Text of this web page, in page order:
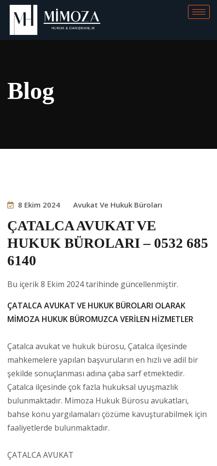
Blog
8 Ekim 2024 Avukat Ve Hukuk Büroları
ÇATALCA AVUKAT VE
HUKUK BÜROLARI – 0532 685
6140
Bu içerik 8 Ekim 2024 tarihinde güncellenmiştir.
ÇATALCA AVUKAT VE HUKUK BÜROLARI OLARAK
MİMOZA HUKUK BÜROMUZCA VERİLEN HİZMETLER
Çatalca avukat ve hukuk bürosu, Çatalca ilçesinde
mahkemelere yapılan başvuruların en hızlı ve adil bir
şekilde sonuçlanması adına çaba sarf etmektedir.
Çatalca ilçesinde çok fazla hukuksal uyuşmazlık
bulunmaktadır. Mimoza Hukuk Bürosu avukatları,
bahse konu yargılamaları çözüme kavuşturabilmek için
faaliyetlerde bulunmaktadır.
ÇATALCA AVUKAT